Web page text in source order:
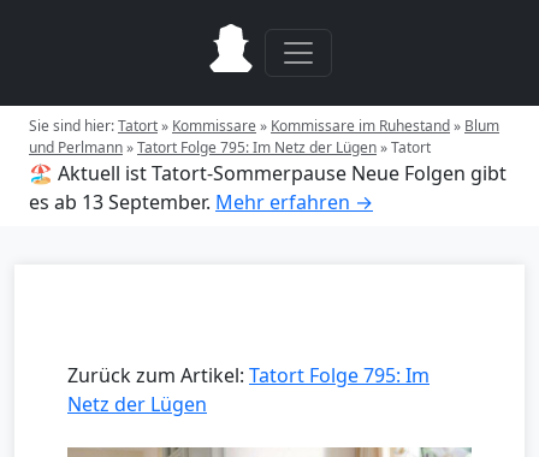
Sie sind hier:Tatort» Kommissare» Kommissare im Ruhestand» Blum
und Perlmann»Tatort Folge 795: Im Netz der Lügen»Tatort
🏖️ Aktuell ist Tatort-Sommerpause Neue Folgen gibt
es ab 13 September. Mehr erfahren →
Zurück zum Artikel: Tatort Folge 795: Im
Netz der Lügen